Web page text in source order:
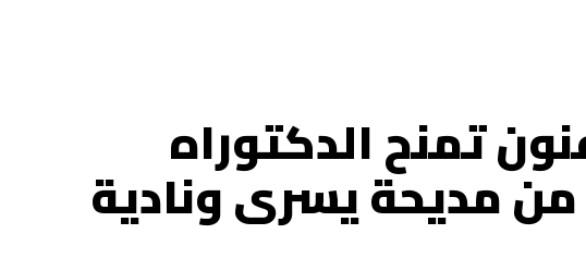
تمنح الدكتوراه
من مديحة يسرى ونادية